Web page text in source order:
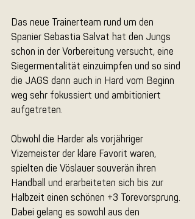
Das neue Trainerteam rund um den
Spanier Sebastia Salvat hat den Jungs
schon in der Vorbereitung versucht, eine
Siegermentalität einzuimpfen und so sind
die JAGS dann auch in Hard vom Beginn
weg sehr fokussiert und ambitioniert
aufgetreten.
Obwohl die Harder als vorjähriger
Vizemeister der klare Favorit waren,
spielten die Vöslauer souverän ihren
Handball und erarbeiteten sich bis zur
Halbzeit einen schönen +3 Torevorsprung.
Dabei gelang es sowohl aus den